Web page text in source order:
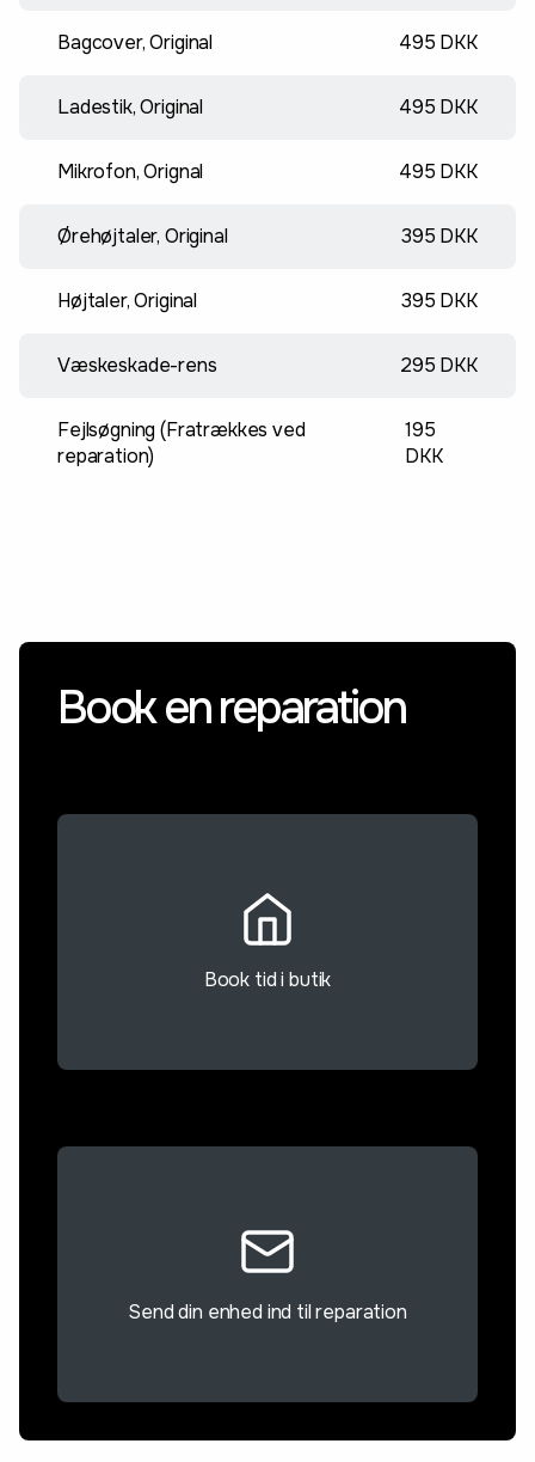
Bagcover, Original 495 DKK
Ladestik, Original 495 DKK
Mikrofon, Orignal 495 DKK
Ørehøjtaler, Original 395 DKK
Højtaler, Original 395 DKK
Væskeskade-rens 295 DKK
Fejlsøgning (Fratrækkes ved
reparation)
195
DKK
Book en reparation
Book tid i butik
Send din enhed ind til reparation